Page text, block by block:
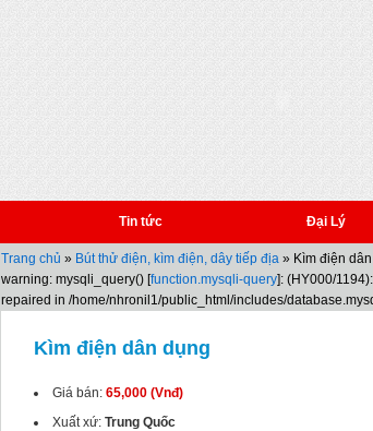
Tin tức Đại Lý
Trang chủ » Bút thử điện, kìm điện, dây tiếp địa » Kìm điện
warning: mysqli_query() [function.mysqli-query]: (HY000/
repaired in /home/nhronil1/public_html/includes/
Kìm điện dân dụng
Giá bán: 65,000 (Vnđ)
Xuất xứ: Trung Quốc